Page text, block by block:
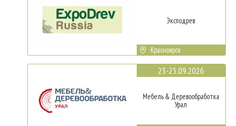
Эксподрев
Красноярск
23-25.09.2026
Мебель & Деревообработка
Урал